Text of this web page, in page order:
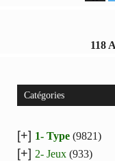
118
Catégories
[+] 1- Type (9821)
[+] 2- Jeux (933)